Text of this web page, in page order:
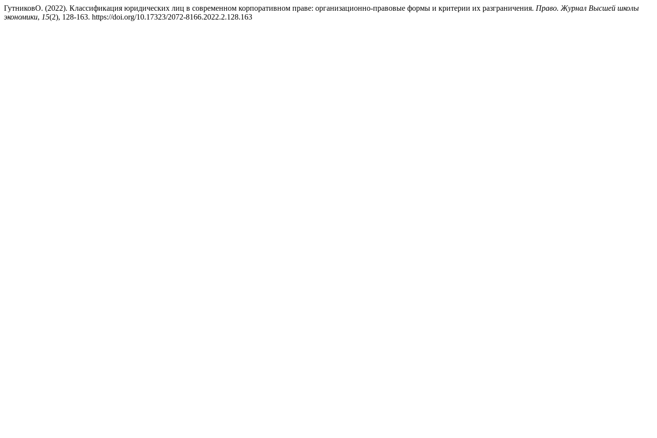
ГутниковО. (2022). Классификация юридических лиц в современном корпоративном праве: организационно-правовые формы и критерии их разграничения. Право. Журнал Высшей школы
экономики, 15(2), 128-163. https://doi.org/10.17323/2072-8166.2022.2.128.163